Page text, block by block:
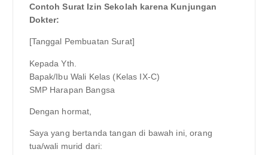
Contoh Surat Izin Sekolah karena Kunjungan
Dokter:
[Tanggal Pembuatan Surat]
Kepada Yth.
Bapak/Ibu Wali Kelas (Kelas IX-C)
SMP Harapan Bangsa
Dengan hormat,
Saya yang bertanda tangan di bawah ini, orang
tua/wali murid dari: